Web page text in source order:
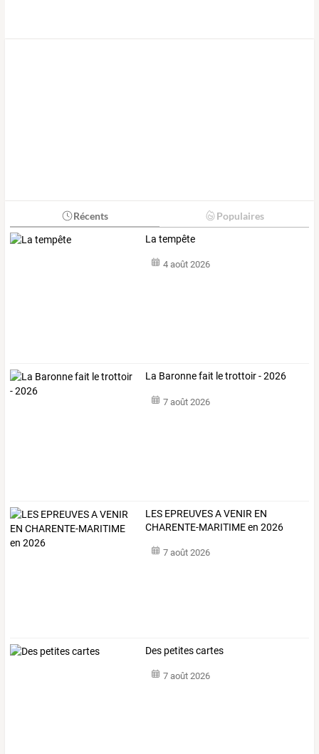
Récents Populaires
La tempête
4 août 2026
La Baronne fait le trottoir - 2026
7 août 2026
LES EPREUVES A VENIR EN
CHARENTE-MARITIME en 2026
7 août 2026
Des petites cartes
7 août 2026